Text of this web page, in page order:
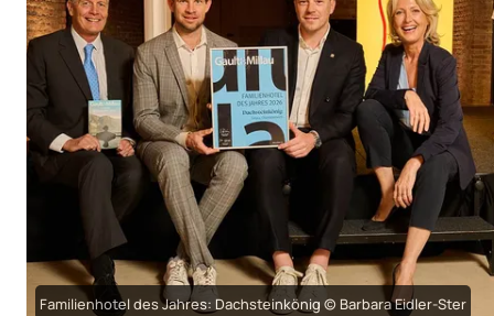
Familienhotel des Jahres: Dachsteinkönig © Barbara Eidler-Ster